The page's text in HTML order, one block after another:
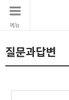
메뉴
질문과답변